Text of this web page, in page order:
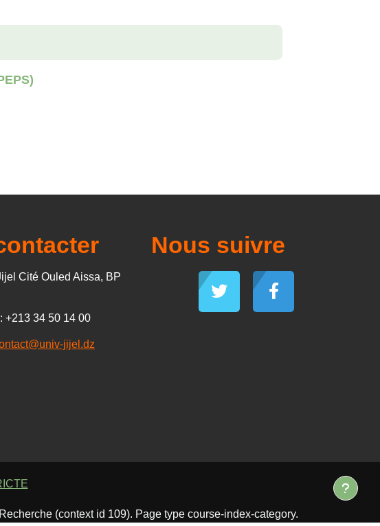
Cité Ouled Aissa, BP
+213 34 50 14 00
jijel.dz
Nous suivre
(context id 109). Page type course-index-category.